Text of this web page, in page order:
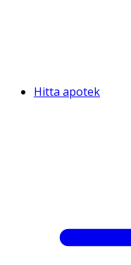
Hitta apotek